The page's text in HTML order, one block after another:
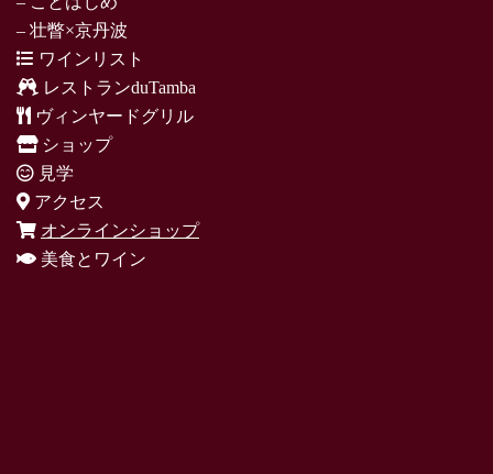
– 壮瞥×京丹波
ワインリスト
レストランduTamba
ヴィンヤードグリル
ショップ
見学
アクセス
オンラインショップ
美食とワイン